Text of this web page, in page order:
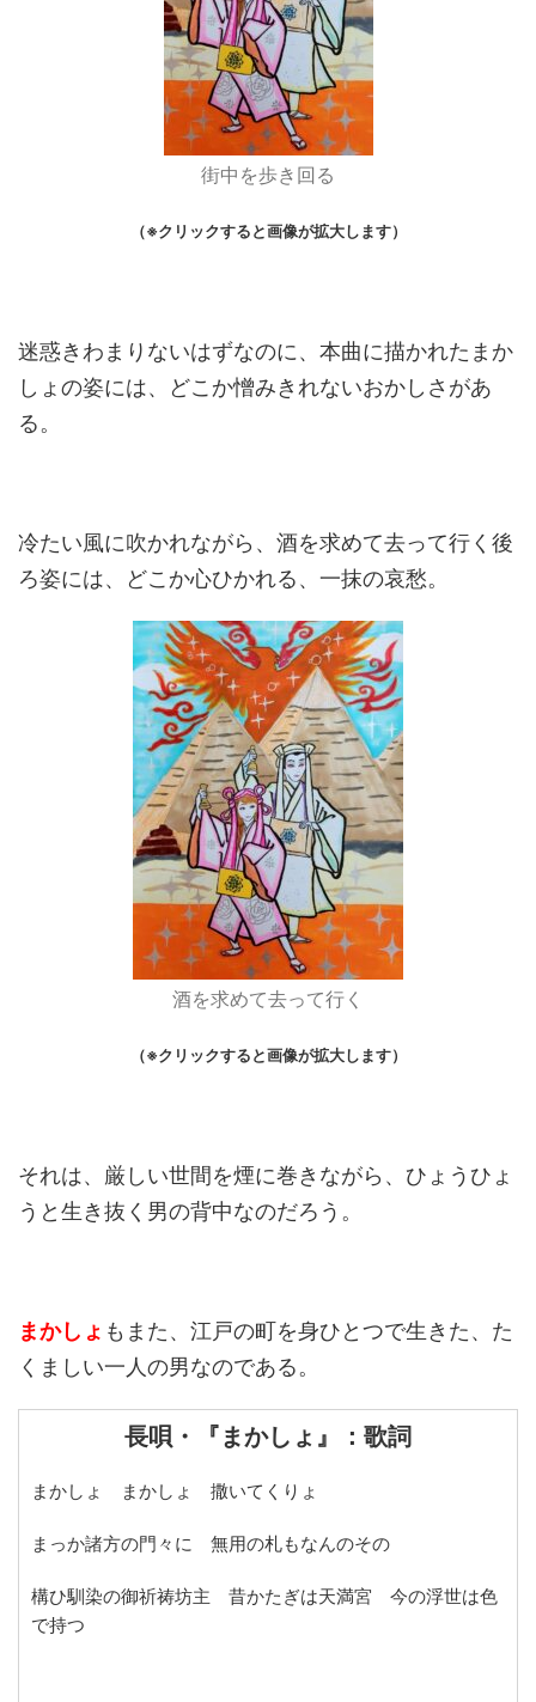
街中を歩き回る
（※クリックすると画像が拡大します）
迷惑きわまりないはずなのに、本曲に描かれたまか
しょの姿には、どこか憎みきれないおかしさがあ
る。
冷たい風に吹かれながら、酒を求めて去って行く後
ろ姿には、どこか心ひかれる、一抹の哀愁。
酒を求めて去って行く
（※クリックすると画像が拡大します）
それは、厳しい世間を煙に巻きながら、ひょうひょ
うと生き抜く男の背中なのだろう。
まかしょ もまた、江戸の町を身ひとつで生きた、た
くましい一人の男なのである。
長唄・『まかしょ』：歌詞
まかしょ まかしょ 撒いてくりょ
まっか諸方の門々に 無用の札もなんのその
構ひ馴染の御祈祷坊主 昔かたぎは天満宮 今の浮世は色
で持つ